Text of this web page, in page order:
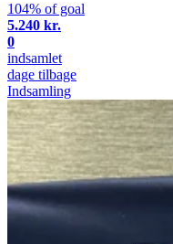
104% of goal
5.240 kr.
0
indsamlet
dage tilbage
Indsamling